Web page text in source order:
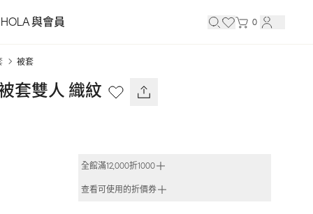
HOLA 與會員 0
被套
套雙人 織紋
全館滿12,000折1000
查看可使用的折價券